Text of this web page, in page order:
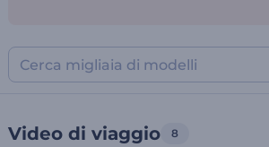
Video di viaggio 8